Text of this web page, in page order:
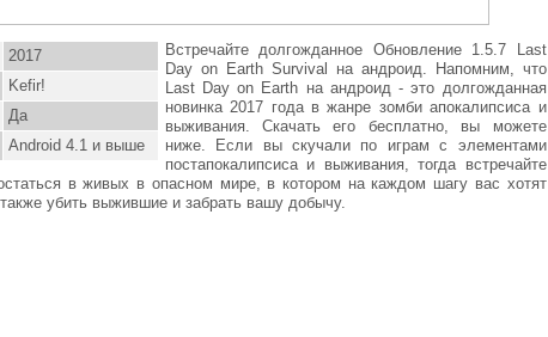
2017
Kefir!
Да
Android 4.1 и выше
Встречайте долгожданное Обновление 1.5.7 Last
Day on Earth Survival на андроид. Напомним, что
Last Day on Earth на андроид - это долгожданная
новинка 2017 года в жанре зомби апокалипсиса и
выживания. Скачать его бесплатно, вы можете
ниже. Если вы скучали по играм с элементами
постапокалипсиса и выживания, тогда встречайте
в живых в опасном мире, в котором на каждом шагу вас хотят
убить выжившие и забрать вашу добычу.